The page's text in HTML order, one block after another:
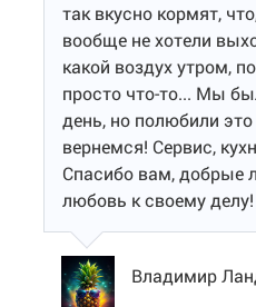
так вкусно кормят,
вообще не хотели
какой воздух утром,
просто что-то... Мы
день, но полюбили
вернемся! Сервис,
Спасибо вам, добрые
любовь к своему
Владимир